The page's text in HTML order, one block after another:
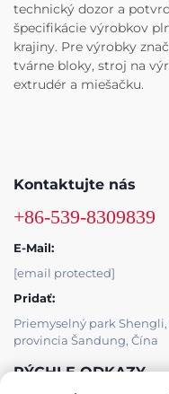
technický dozor a
špecifikácie výrobkov
krajiny. Pre výrobky
tvárne bloky, stroj na
extrudér a miešačku.
Kontaktujte nás
+86-539-8309839
E-Mail:
[email protected]
Pridať:
Priemyselný park
provincia Šandung, Čína
RÝCHLE ODKAZY